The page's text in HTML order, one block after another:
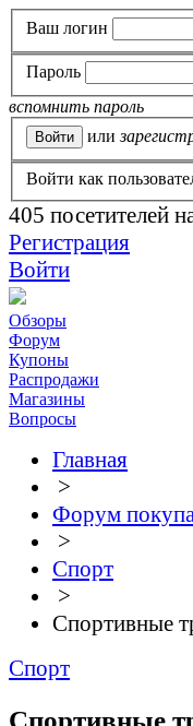
Ваш логин
Пароль
вспомнить пароль
или
Войти как
405 посетителей
Регистрация
Войти
Обзоры
Форум
Купоны
Распродажи
Магазины
Вопросы
Главная
>
Форум
>
Спорт
>
Спортивные
Спорт
Спортивные